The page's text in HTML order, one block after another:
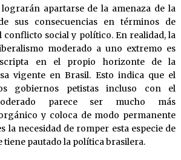
apartarse de la amenaza de la
sus consecuencias en términos de
social y político. En realidad, la
moderado a uno extremo es
en el propio horizonte de la
vigente en Brasil. Esto indica que el
gobiernos petistas incluso con el
parece ser mucho más
y coloca de modo permanente
la necesidad de romper esta especie de
tiene pautado la política brasilera.